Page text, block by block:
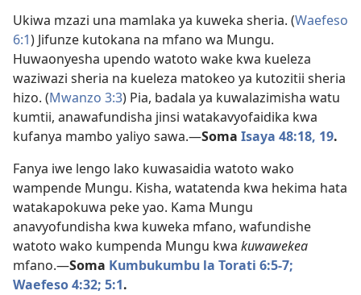
Ukiwa mzazi una mamlaka ya kuweka sheria. (Waefeso
6:1) Jifunze kutokana na mfano wa Mungu.
Huwaonyesha upendo watoto wake kwa kueleza
waziwazi sheria na kueleza matokeo ya kutozitii sheria
hizo. (Mwanzo 3:3) Pia, badala ya kuwalazimisha watu
kumtii, anawafundisha jinsi watakavyofaidika kwa
kufanya mambo yaliyo sawa.—Soma Isaya 48:18, 19.
Fanya iwe lengo lako kuwasaidia watoto wako
wampende Mungu. Kisha, watatenda kwa hekima hata
watakapokuwa peke yao. Kama Mungu
anavyofundisha kwa kuweka mfano, wafundishe
watoto wako kumpenda Mungu kwa kuwawekea
mfano.—Soma Kumbukumbu la Torati 6:5-7;
Waefeso 4:32; 5:1.